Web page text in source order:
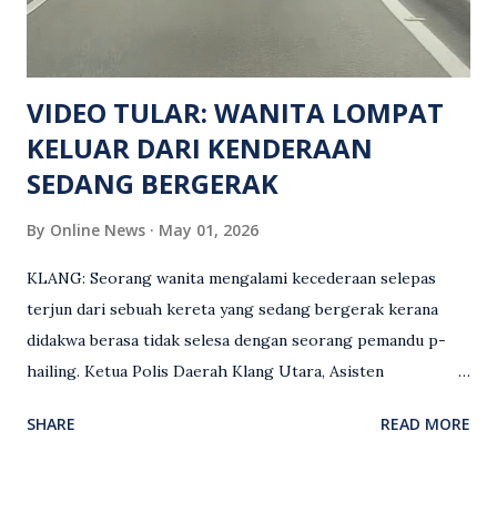
siasatan lanjut. Kes disiasat mengikut Seksyen 302 Kanun
Keseksaan kerana membunuh. Orang ramai yang mempunyai
maklumat diminta t...
VIDEO TULAR: WANITA LOMPAT
KELUAR DARI KENDERAAN
SEDANG BERGERAK
By Online News May 01, 2026
KLANG: Seorang wanita mengalami kecederaan selepas
terjun dari sebuah kereta yang sedang bergerak kerana
didakwa berasa tidak selesa dengan seorang pemandu p-
hailing. Ketua Polis Daerah Klang Utara, Asisten
(2 Mei), berkata pemandu berusia 47 tahun itu telah
SHARE READ MORE